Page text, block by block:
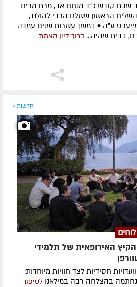
ערב שבת קודש כ"ד מנחם אב, מרת מרים
הראשון ששלח הרבי להולנד,
ע"ה • במשך עשרות שנים עמדה
בבית שהיה... ברוך דיין האמת
חדשות »
האירופאית של תלמידי
חסידיות לצד חוויות מיוחדות:
בהצלחה רבה במילאנו לסיפור